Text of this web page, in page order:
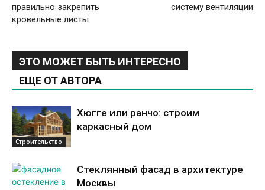
правильно закрепить
кровельные листы
систему вентиляции
ЭТО МОЖЕТ БЫТЬ ИНТЕРЕСНО
ЕЩЕ ОТ АВТОРА
Строительство
Хюгге или ранчо: строим
каркасный дом
Стеклянный фасад в архитектуре
Москвы